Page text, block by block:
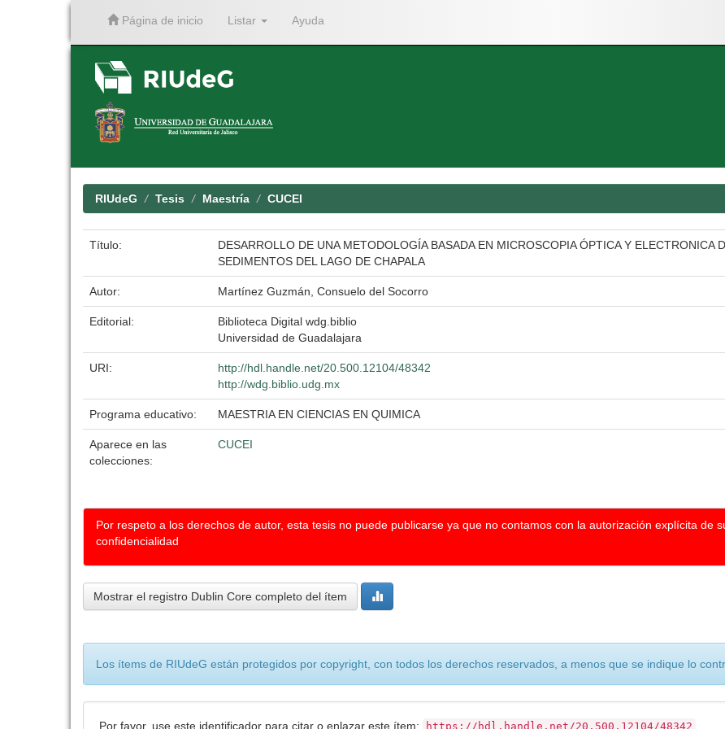
Página de inicio Listar Ayuda
RIUdeG Tesis Maestría CUCEI
Título:
DESARROLLO DE UNA METODOLOGÍA BASADA EN MICROSCOPIA ÓPTICA Y ELECTRONICA
SEDIMENTOS DEL LAGO DE CHAPALA
Autor: Martínez Guzmán, Consuelo del Socorro
Editorial:
Biblioteca Digital wdg.biblio
Universidad de Guadalajara
URI:
http://hdl.handle.net/20.500.12104/48342
http://wdg.biblio.udg.mx
Programa educativo: MAESTRIA EN CIENCIAS EN QUIMICA
Aparece en las
colecciones:
CUCEI
Por respeto a los derechos de autor, esta tesis no puede publicarse ya que no contamos con la autorización explícita de
confidencialidad
Mostrar el registro Dublin Core completo del ítem
Los ítems de RIUdeG están protegidos por copyright, con todos los derechos reservados, a menos que se indique lo
Por favor, use este identificador para citar o enlazar este ítem: https://hdl.handle.net/20.500.12104/48342